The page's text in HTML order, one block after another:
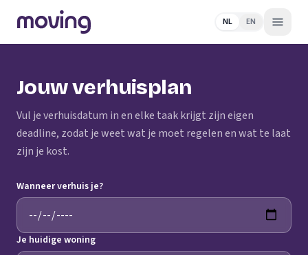
NL EN
Jouw verhuisplan
Vul je verhuisdatum in en elke taak krijgt zijn eigen
deadline, zodat je weet wat je moet regelen en wat te laat
zijn je kost.
Wanneer verhuis je?
Je huidige woning